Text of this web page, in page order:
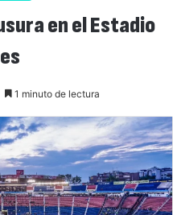
en el Estadio
1 minuto de lectura